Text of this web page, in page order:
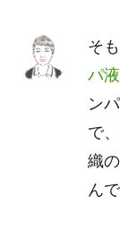
そ
パ液
ン
で、
織
んで